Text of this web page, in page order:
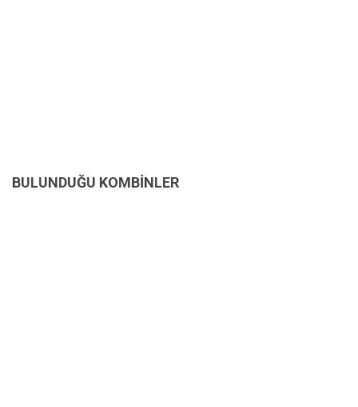
BULUNDUĞU KOMBİNLER